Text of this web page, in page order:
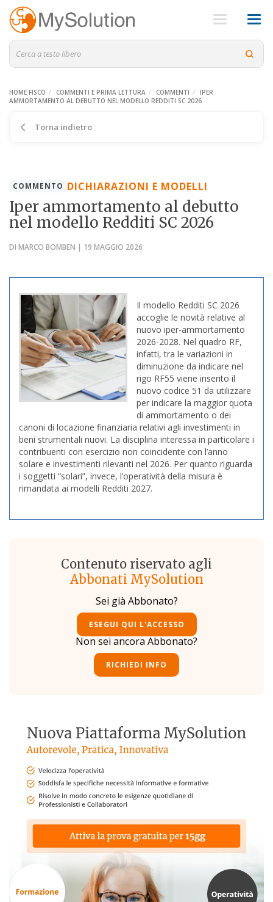
HOME FISCO COMMENTI E PRIMA LETTURA COMMENTI
IPER
AMMORTAMENTO AL DEBUTTO NEL MODELLO REDDITI SC 2026
Torna indietro
COMMENTO DICHIARAZIONI E MODELLI
Iper ammortamento al debutto
nel modello Redditi SC 2026
DI MARCO BOMBEN | 19 MAGGIO 2026
Il modello Redditi SC 2026
accoglie le novità relative al
nuovo iper-ammortamento
2026-2028. Nel quadro RF,
infatti, tra le variazioni in
diminuzione da indicare nel
rigo RF55 viene inserito il
nuovo codice 51 da utilizzare
per indicare la maggior quota
di ammortamento o dei
canoni di locazione finanziaria relativi agli investimenti in
beni strumentali nuovi. La disciplina interessa in particolare i
contribuenti con esercizio non coincidente con l’anno
solare e investimenti rilevanti nel 2026. Per quanto riguarda
i soggetti “solari”, invece, l’operatività della misura è
rimandata ai modelli Redditi 2027.
Contenuto riservato agli
Abbonati MySolution
Sei già Abbonato?
ESEGUI QUI L'ACCESSO
Non sei ancora Abbonato?
RICHIEDI INFO